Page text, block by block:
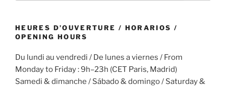
HEURES D’OUVERTURE / HORARIOS /
OPENING HOURS
Du lundi au vendredi / De lunes a viernes / From
Monday to Friday : 9h–23h (CET Paris, Madrid)
Samedi & dimanche / Sábado & domingo / Saturday &